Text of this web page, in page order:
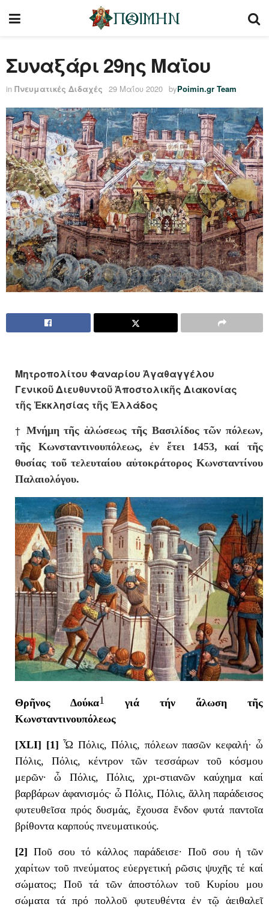
Συναξάρι 29ης Μαῒου
in Πνευματικές Διδαχές 29 Μαΐου 2020 byPoimin.gr Team
Μητροπολίτου Φαναρίου Ἀγαθαγγέλου
Γενικοῦ Διευθυντοῦ Ἀποστολικῆς Διακονίας
τῆς Ἐκκλησίας τῆς Ἑλλάδος
† Μνήμη τῆς ἁλώσεως τῆς Βασιλίδος τῶν πόλεων,
τῆς Κωνσταντινουπόλεως, ἐν ἔτει 1453, καί τῆς
θυσίας τοῦ τελευταίου αὐτοκράτορος Κωνσταντίνου
Παλαιολόγου.
Θρῆνος Δούκα1 γιά τήν ἅλωση τῆς
Κωνσταντινουπόλεως
[ΧLΙ] [1] Ὦ Πόλις, Πόλις, πόλεων πασῶν κεφαλή· ὦ
Πόλις, Πόλις, κέντρον τῶν τεσσάρων τοῦ κόσμου
μερῶν· ὦ Πόλις, Πόλις, χρι-στιανῶν καύχημα καί
βαρβάρων ἀφανισμός· ὦ Πόλις, Πόλις, ἄλλη παράδεισος
φυτευθεῖσα πρός δυσμάς, ἔχουσα ἔνδον φυτά παντοῖα
βρίθοντα καρπούς πνευματικούς.
[2] Ποῦ σου τό κάλλος παράδεισε· Ποῦ σου ἡ τῶν
χαρίτων τοῦ πνεύματος εὐεργετική ρῶσις ψυχῆς τέ καί
σώματος; Ποῦ τά τῶν ἀποστόλων τοῦ Κυρίου μου
σώματα τά πρό πολλοῦ φυτευθέντα ἐν τῷ ἀειθαλεῖ